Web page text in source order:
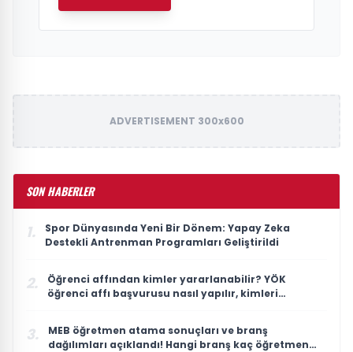
ADVERTISEMENT 300x600
SON HABERLER
1.
Spor Dünyasında Yeni Bir Dönem: Yapay Zeka
Destekli Antrenman Programları Geliştirildi
2.
Öğrenci affından kimler yararlanabilir? YÖK
öğrenci affı başvurusu nasıl yapılır, kimleri
3.
MEB öğretmen atama sonuçları ve branş
dağılımları açıklandı! Hangi branş kaç öğretmen